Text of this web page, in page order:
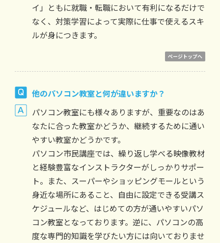
イ」ともに就職・転職において有利になるだけで
なく、対策学習によって実際に仕事で使えるスキ
ルが身につきます。
ページトップへ
他のパソコン教室と何が違いますか？
パソコン教室にも様々ありますが、重要なのはあ
なたに合った教室かどうか、継続するために通い
やすい教室かどうかです。
パソコン市民講座では、繰り返し学べる映像教材
と経験豊富なインストラクターがしっかりサポー
ト。また、スーパーやショッピングモールという
身近な場所にあること、自由に設定できる受講ス
ケジュールなど、はじめての方が通いやすいパソ
コン教室となっております。逆に、パソコンの高
度な専門的知識を学びたい方には向いておりませ